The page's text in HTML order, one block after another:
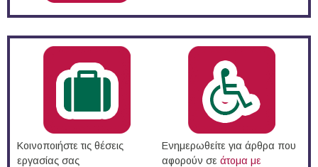
Κοινοποιήστε τις θέσεις
εργασίας σας
Ενημερωθείτε για άρθρα που
αφορούν σε άτομα με